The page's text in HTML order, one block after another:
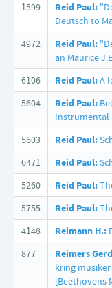
1599
Reid Paul:
Deutsch to
4972
Reid Paul:
an Maurice
6106
Reid Paul:A
5604
Reid Paul:
Instrumental
5603
Reid Paul:
6471
Reid Paul:
5260
Reid Paul:
5755
Reid Paul:
4148
Reimann H.:
877
Reimers
kring
[Beethovens